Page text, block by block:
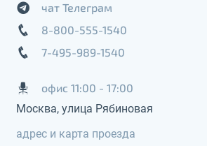
чат Телеграм
8-800-555-1540
7-495-989-1540
офис 11:00 - 17:00
Москва, улица Рябиновая
адрес и карта проезда